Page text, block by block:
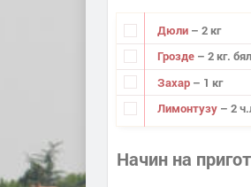
Дюли – 2 кг
Грозде – 2 кг.
Захар – 1 кг
Лимонтузу – 2
Начин на